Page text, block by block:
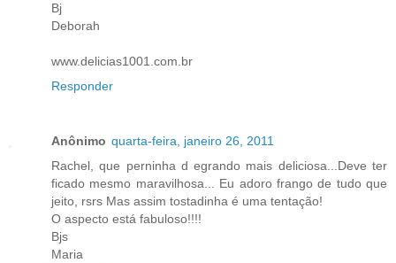
Bj
Deborah
www.delicias1001.com.br
Responder
Anônimo quarta-feira, janeiro 26, 2011
Rachel, que perninha d egrando mais deliciosa...Deve ter
ficado mesmo maravilhosa... Eu adoro frango de tudo que
jeito, rsrs Mas assim tostadinha é uma tentação!
O aspecto está fabuloso!!!!
Bjs
Maria